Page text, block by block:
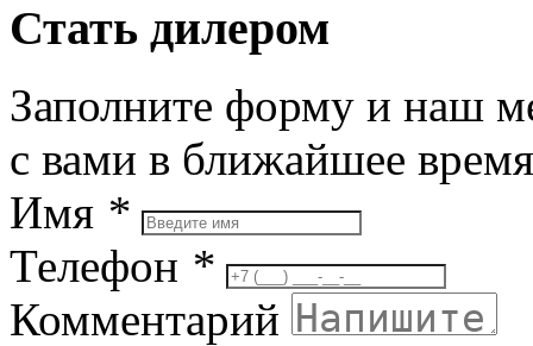
Стать дилером
Заполните форму и наш
с вами в ближайшее время
Имя *
Телефон *
Комментарий